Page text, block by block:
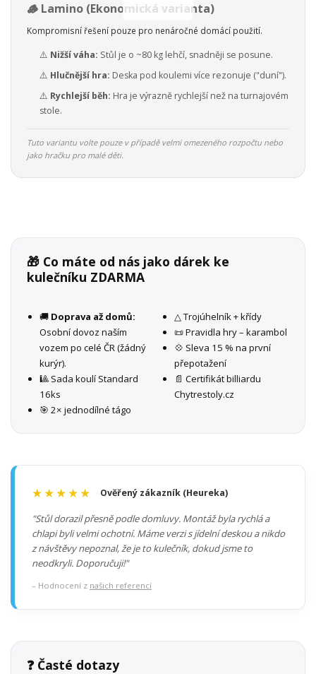
🪵 Lamino (Ekonomická varianta)
Kompromisní řešení pouze pro nenáročné domácí použití.
⚠️ Nižší váha: Stůl je o ~80 kg lehčí, snadněji se posune.
⚠️ Hlučnější hra: Deska pod koulemi více rezonuje ("duní").
⚠️ Rychlejší běh: Hra je výrazně rychlejší než na turnajovém
stole.
Tuto variantu volte pouze v případě velmi omezeného rozpočtu nebo
jako hračku pro malé děti.
🎁 Co máte od nás jako dárek ke
kulečníku ZDARMA
🚚 Doprava až domů:
Osobní dovoz naším
vozem po celé ČR (žádný
kurýr).
🎱 Sada koulí Standard
16ks
🎯 2× jednodílné tágo
△ Trojúhelník + křídy
📜 Pravidla hry – karambol
💠 Sleva 15 % na první
přepotažení
📄 Certifikát billiardu
Chytrestoly.cz
★★★★★ Ověřený zákazník (Heureka)
"Stůl dorazil přesně podle domluvy. Montáž byla rychlá a
chlapi byli velmi ochotní. Máme verzi s jídelní deskou a nikdo
z návštěvy nepoznal, že je to kulečník, dokud jsme to
neodkryli. Doporučuji!"
– Hodnocení z našich referencí
❓ Časté dotazy